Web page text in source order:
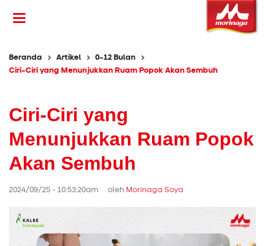
Beranda Artikel
0-12 Bulan
Ciri-Ciri yang Menunjukkan Ruam Popok Akan Sembuh
Ciri-Ciri yang
Menunjukkan Ruam Popok
Akan Sembuh
2024/09/25 - 10:53:20am oleh Morinaga Soya